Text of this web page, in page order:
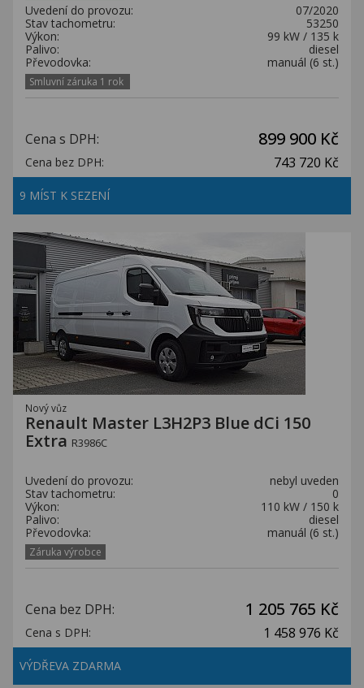
Uvedení do provozu:
07/2020
Stav tachometru:
53250
Výkon:
99 kW / 135 k
Palivo:
diesel
Převodovka:
manuál (6 st.)
Smluvní záruka 1 rok
Cena s DPH: 899 900 Kč
Cena bez DPH: 743 720 Kč
9 MÍST K SEZENÍ
Nový vůz
Renault Master L3H2P3 Blue dCi 150
Extra R3986C
Uvedení do provozu:
nebyl uveden
Stav tachometru:
0
Výkon:
110 kW / 150 k
Palivo:
diesel
Převodovka:
manuál (6 st.)
Záruka výrobce
Cena bez DPH: 1 205 765 Kč
Cena s DPH: 1 458 976 Kč
VÝDŘEVA ZDARMA